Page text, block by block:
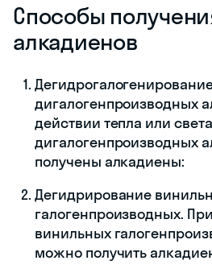
Способы
алкадиенов
дигалогенпроизводных
действии тепла или
дигалогенпроизводных
получены алкадиены:
Дегидрирование
галогенпроизводных.
винильных
можно получить